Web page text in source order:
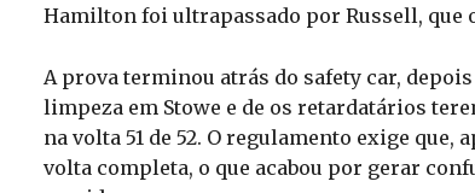
Hamilton foi ultrapassado por Russell, que
A prova terminou atrás do safety car,
limpeza em Stowe e de os retardatários
na volta 51 de 52. O regulamento exige
volta completa, o que acabou por gerar